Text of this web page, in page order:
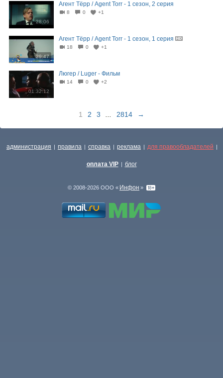
28:06
Агент Тёрр / Agent Torr - 1 сезон, 2 серия
8 0 +1
29:47
Агент Тёрр / Agent Torr - 1 сезон, 1 серия
18 0 +1
01:32:12
Люгер / Luger - Фильм
14 0 +2
1 2 3 2814 →
администрация | правила | справка | реклама | для правообладателей |
оплата VIP | блог
© 2008-2026 ООО « Инфон »